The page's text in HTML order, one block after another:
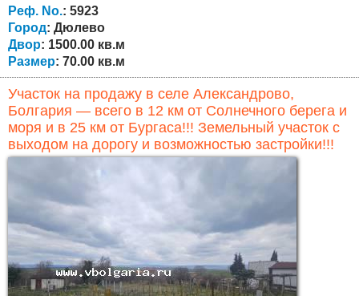
пространство по желанию нового владельца. Первый
этаж завершён и готов к проживанию, включает...
Реф. No.: 5923
Город: Дюлево
Двор: 1500.00 кв.м
Размер: 70.00 кв.м
Участок на продажу в селе Александрово,
Болгария — всего в 12 км от Солнечного берега и
моря и в 25 км от Бургаса!!! Земельный участок с
выходом на дорогу и возможностью застройки!!!